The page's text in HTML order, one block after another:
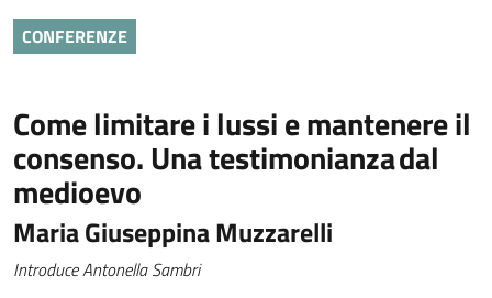
CONFERENZE
Come limitare i lussi e mantenere il
consenso. Una testimonianza dal
medioevo
Maria Giuseppina Muzzarelli
Introduce Antonella Sambri